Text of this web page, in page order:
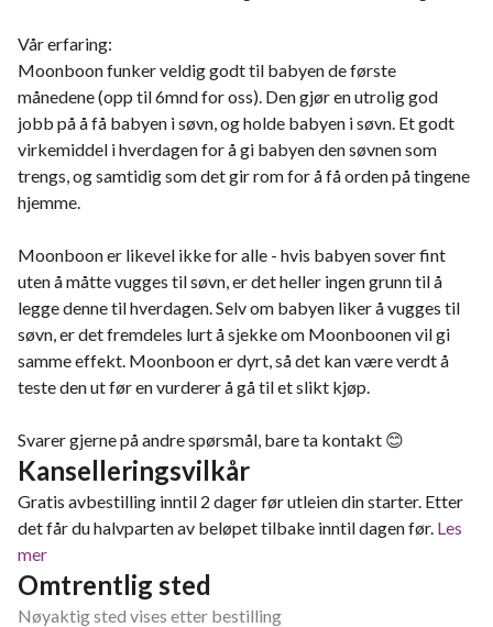
Vår erfaring:
Moonboon funker veldig godt til babyen de første
månedene (opp til 6mnd for oss). Den gjør en utrolig god
jobb på å få babyen i søvn, og holde babyen i søvn. Et godt
virkemiddel i hverdagen for å gi babyen den søvnen som
trengs, og samtidig som det gir rom for å få orden på tingene
hjemme.
Moonboon er likevel ikke for alle - hvis babyen sover fint
uten å måtte vugges til søvn, er det heller ingen grunn til å
legge denne til hverdagen. Selv om babyen liker å vugges til
søvn, er det fremdeles lurt å sjekke om Moonboonen vil gi
samme effekt. Moonboon er dyrt, så det kan være verdt å
teste den ut før en vurderer å gå til et slikt kjøp.
Svarer gjerne på andre spørsmål, bare ta kontakt 😊
Kanselleringsvilkår
Gratis avbestilling inntil 2 dager før utleien din starter. Etter
det får du halvparten av beløpet tilbake inntil dagen før. Les
mer
Omtrentlig sted
Nøyaktig sted vises etter bestilling